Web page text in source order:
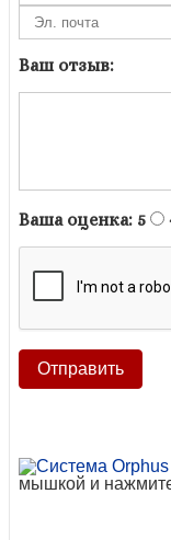
Ваш отзыв:
Ваша оценка: 5
мышкой и